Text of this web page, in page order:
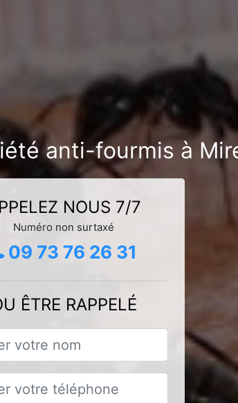
anti-fourmis à
NOUS 7/7
Numéro non surtaxé
09 73 76 26 31
ÊTRE RAPPELÉ